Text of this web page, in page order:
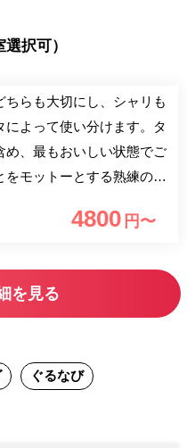
択可）
ちらも大切にし、シャリも
によって使い分けます。タ
め、最もおいしい状態でご
をモットーとする熟練の寿
4800 円〜
を見る
ぐるなび